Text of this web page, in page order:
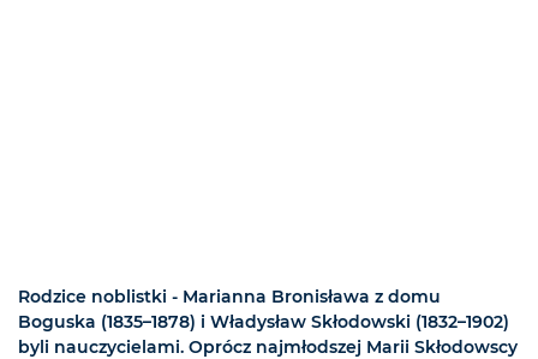
Rodzice noblistki - Marianna Bronisława z domu
Boguska (1835–1878) i Władysław Skłodowski (1832–1902)
byli nauczycielami. Oprócz najmłodszej Marii Skłodowscy